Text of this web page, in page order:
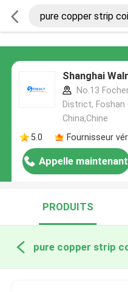
Shanghai
No.13
District, Foshan
China,Chine
5.0
Fournisseur
Appelle maintenant
PRODUITS
pure copper strip